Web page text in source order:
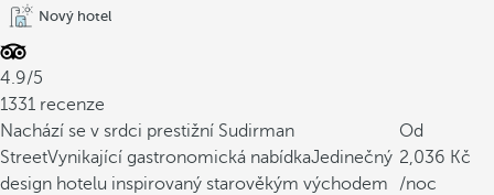
Nový hotel
4.9/5
1331 recenze
Nachází se v srdci prestižní Sudirman
StreetVynikající gastronomická nabídkaJedinečný
design hotelu inspirovaný starověkým východem
Od
2,036
/noc